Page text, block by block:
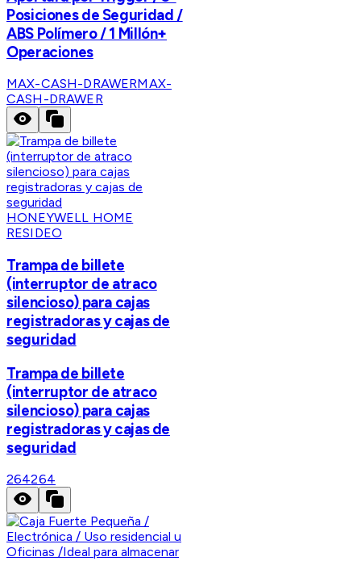
Posiciones de Seguridad /
ABS Polímero / 1 Millón+
Operaciones
MAX-CASH-DRAWERMAX-
CASH-DRAWER
HONEYWELL HOME
RESIDEO
Trampa de billete
(interruptor de atraco
silencioso) para cajas
registradoras y cajas de
seguridad
Trampa de billete
(interruptor de atraco
silencioso) para cajas
registradoras y cajas de
seguridad
264264